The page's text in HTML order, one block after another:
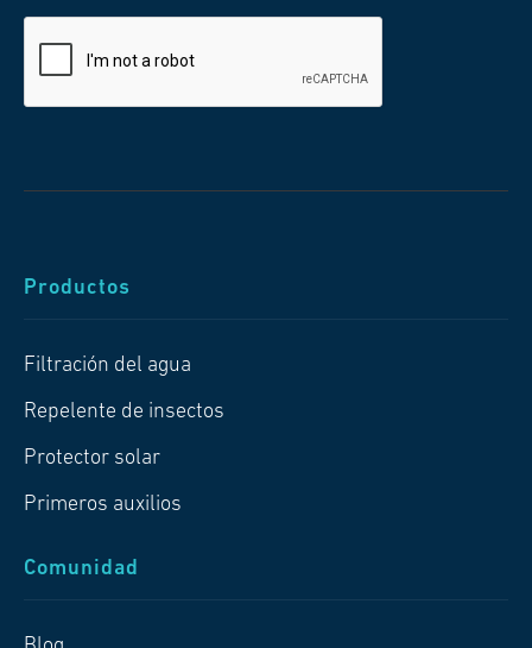
Productos
Filtración del agua
Repelente de insectos
Protector solar
Primeros auxilios
Comunidad